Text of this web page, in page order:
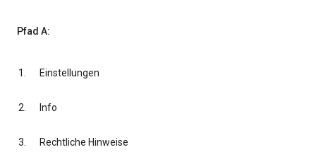
Pfad A:
Einstellungen
Info
Rechtliche Hinweise